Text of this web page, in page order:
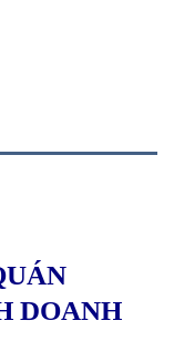
DOANH